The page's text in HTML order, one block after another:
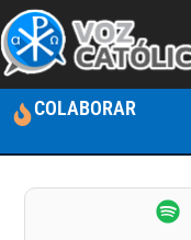
COLABORAR